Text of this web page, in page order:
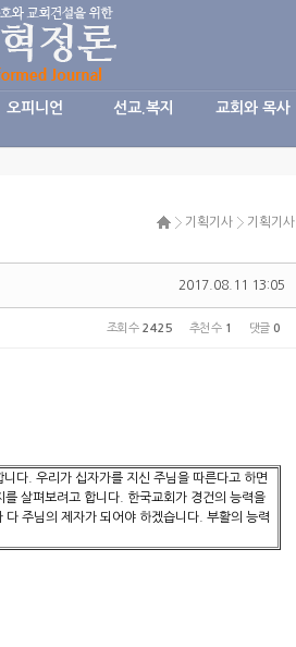
오피니언 선교.복지 교회와 목사
기획기사 기획기사
2017.08.11 13:05
조회 수 2425 추천 수 1 댓글 0
다. 우리가 십자가를 지신 주님을 따른다고 하면
살펴보려고 합니다. 한국교회가 경건의 능력을
주님의 제자가 되어야 하겠습니다. 부활의 능력